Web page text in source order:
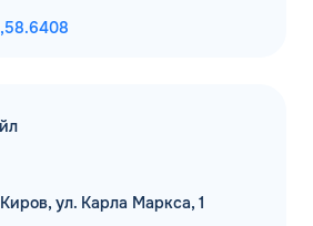
58.6408
ул. Карла Маркса, 1